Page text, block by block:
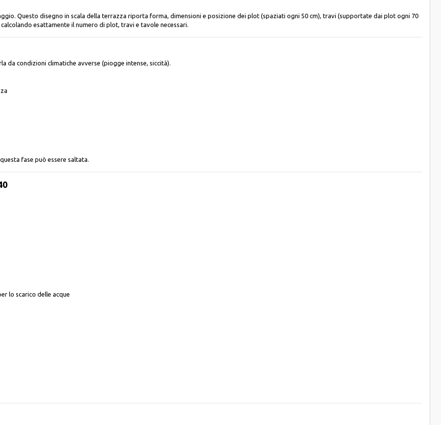
Questo disegno in scala della terrazza riporta forma, dimensioni e posizione dei plot (spaziati ogni 50 cm), travi (supportate dai plot ogni 70
esattamente il numero di plot, travi e tavole necessari.
condizioni climatiche avverse (piogge intense, siccità).
fase può essere saltata.
lo scarico delle acque